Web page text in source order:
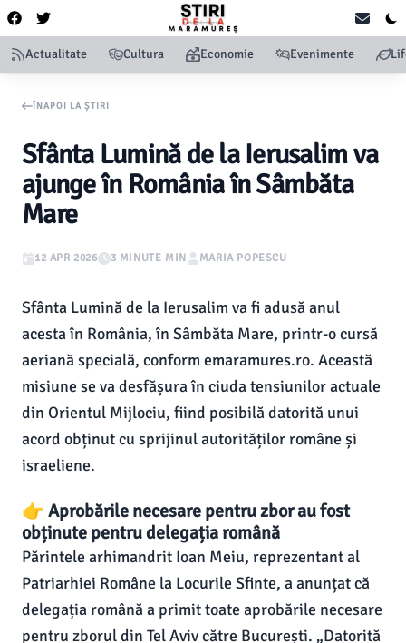
Actualitate Cultura Economie Evenimente
ÎNAPOI LA ȘTIRI
Sfânta Lumină de la Ierusalim va
ajunge în România în Sâmbăta
Mare
12 APR 2026 3 MINUTE MIN MARIA POPESCU
Sfânta Lumină de la Ierusalim va fi adusă anul
acesta în România, în Sâmbăta Mare, printr-o cursă
aeriană specială, conform emaramures.ro. Această
misiune se va desfășura în ciuda tensiunilor actuale
din Orientul Mijlociu, fiind posibilă datorită unui
acord obținut cu sprijinul autorităților române și
israeliene.
👉 Aprobările necesare pentru zbor au fost
obținute pentru delegația română
Părintele arhimandrit Ioan Meiu, reprezentant al
Patriarhiei Române la Locurile Sfinte, a anunțat că
delegația română a primit toate aprobările necesare
pentru zborul din Tel Aviv către București. „Datorită